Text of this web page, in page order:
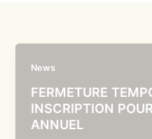
News
FERMETURE
INSCRIPTION
ANNUEL